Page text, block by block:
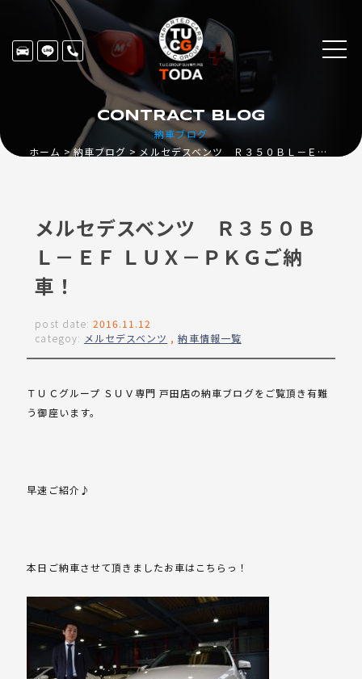
納車ブログ
CONTRACT BLOG
ホーム 納車ブログ メルセデスベンツ Ｒ３５０ＢＬ－ＥＦ ＬＵＸ－ＰＫＧご納車！
メルセデスベンツ Ｒ３５０Ｂ
Ｌ－ＥＦ ＬＵＸ－ＰＫＧご納
車！
post date: 2016.11.12
categoy: メルセデスベンツ ,納車情報一覧
ＴＵＣグループ ＳＵＶ専門 戸田店の納車ブログをご覧頂き有難
う御座います。
早速ご紹介♪
本日ご納車させて頂きましたお車はこちらっ！